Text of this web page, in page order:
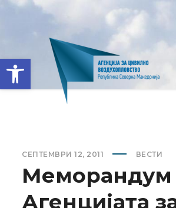
Open toolbar
СЕПТЕМВРИ 12, 2011 ВЕСТИ
Меморандум
Агенцијата